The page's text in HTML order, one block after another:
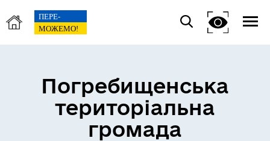
Погребищенська
територіальна
громада